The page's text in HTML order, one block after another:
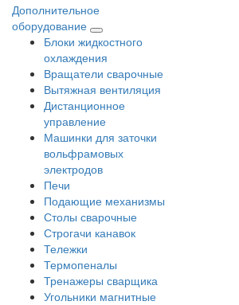
Дополнительное
оборудование
Блоки жидкостного
охлаждения
Вращатели сварочные
Вытяжная вентиляция
Дистанционное
управление
Машинки для заточки
вольфрамовых
электродов
Печи
Подающие механизмы
Столы сварочные
Строгачи канавок
Тележки
Термопеналы
Тренажеры сварщика
Угольники магнитные